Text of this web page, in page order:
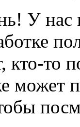
У нас
кто-то
может